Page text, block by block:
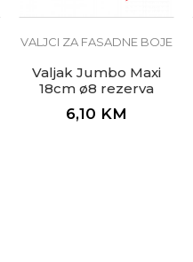
VALJCI ZA FASADNE BOJE
Valjak Jumbo Maxi
18cm ø8 rezerva
6,10 KM